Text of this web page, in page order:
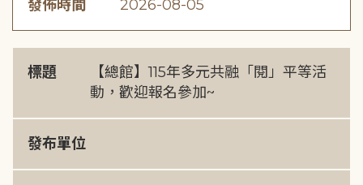
發佈時間 2026-08-05
標題
【總館】115年多元共融「閱」平等活
動，歡迎報名參加~
發布單位